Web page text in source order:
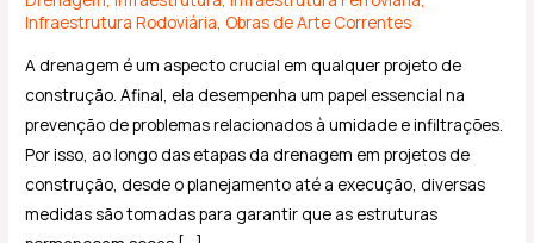
Infraestrutura Rodoviária, Obras de Arte Correntes
A drenagem é um aspecto crucial em qualquer projeto de
construção. Afinal, ela desempenha um papel essencial na
prevenção de problemas relacionados à umidade e infiltrações.
Por isso, ao longo das etapas da drenagem em projetos de
construção, desde o planejamento até a execução, diversas
medidas são tomadas para garantir que as estruturas